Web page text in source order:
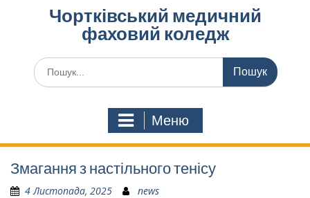
Чортківський медичний
фаховий коледж
Шукати:
Меню
Змагання з настільного тенісу
4 Листопада, 2025 news